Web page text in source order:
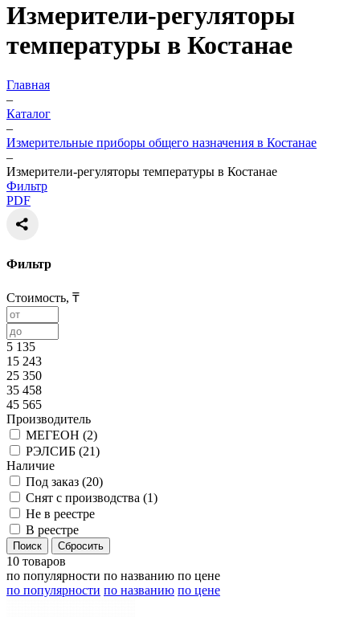
Измерители-регуляторы
температуры в Костанае
Главная
–
Каталог
–
Измерительные приборы общего назначения в Костанае
–
Измерители-регуляторы температуры в Костанае
Фильтр
PDF
Фильтр
Стоимость, ₸
5 135
15 243
25 350
35 458
45 565
Производитель
МЕГЕОН (2)
РЭЛСИБ (21)
Наличие
Под заказ (20)
Снят с производства (1)
Не в реестре
В реестре
10 товаров
по популярности по названию по цене
по популярности по названию по цене